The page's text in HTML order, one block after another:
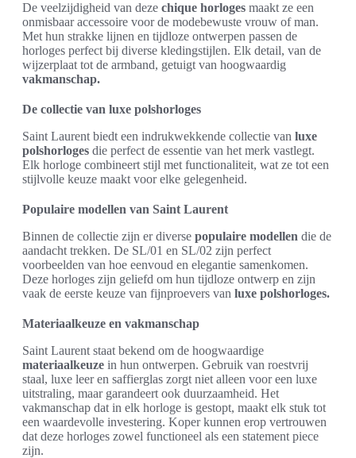
De veelzijdigheid van deze chique horloges maakt ze een
onmisbaar accessoire voor de modebewuste vrouw of man.
Met hun strakke lijnen en tijdloze ontwerpen passen de
horloges perfect bij diverse kledingstijlen. Elk detail, van de
wijzerplaat tot de armband, getuigt van hoogwaardig
vakmanschap.
De collectie van luxe polshorloges
Saint Laurent biedt een indrukwekkende collectie van luxe
polshorloges die perfect de essentie van het merk vastlegt.
Elk horloge combineert stijl met functionaliteit, wat ze tot een
stijlvolle keuze maakt voor elke gelegenheid.
Populaire modellen van Saint Laurent
Binnen de collectie zijn er diverse populaire modellen die de
aandacht trekken. De SL/01 en SL/02 zijn perfect
voorbeelden van hoe eenvoud en elegantie samenkomen.
Deze horloges zijn geliefd om hun tijdloze ontwerp en zijn
vaak de eerste keuze van fijnproevers van luxe polshorloges.
Materiaalkeuze en vakmanschap
Saint Laurent staat bekend om de hoogwaardige
materiaalkeuze in hun ontwerpen. Gebruik van roestvrij
staal, luxe leer en saffierglas zorgt niet alleen voor een luxe
uitstraling, maar garandeert ook duurzaamheid. Het
vakmanschap dat in elk horloge is gestopt, maakt elk stuk tot
een waardevolle investering. Koper kunnen erop vertrouwen
dat deze horloges zowel functioneel als een statement piece
zijn.